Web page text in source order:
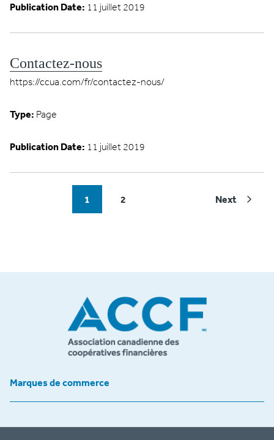
Publication Date: 11 juillet 2019
Contactez-nous
https://ccua.com/fr/contactez-nous/
Type: Page
Publication Date: 11 juillet 2019
1 2 Next
Marques de commerce